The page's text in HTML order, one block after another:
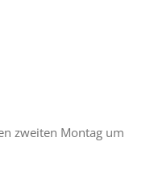
zweiten Montag um